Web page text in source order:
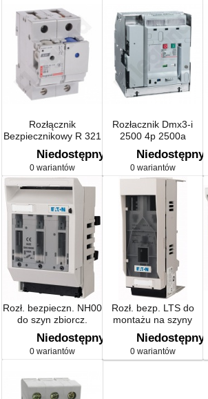
Rozłącznik
Bezpiecznikowy R 321
Niedostępny
0 wariantów
Rozłacznik Dmx3-i
2500 4p 2500a
Wysuwny
Niedostępny
0 wariantów
Rozł. bezpieczn. NH00
do szyn zbiorcz.
Niedostępny
0 wariantów
Rozł. bezp. LTS do
montażu na szyny
Niedostępny
0 wariantów